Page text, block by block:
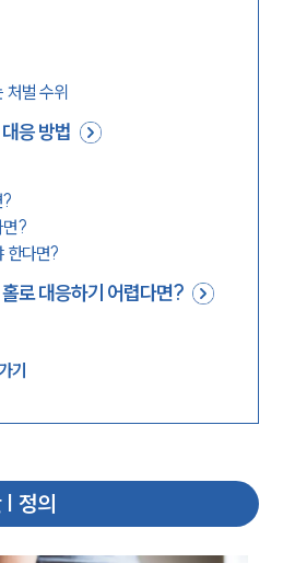
처벌 수위
응 방법
면?
한다면?
로 대응하기 어렵다면?
기
| 정의